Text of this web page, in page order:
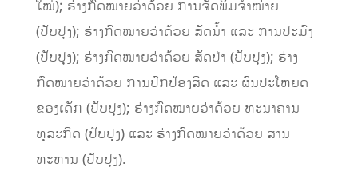
ໃໝ່); ຮ່າງກົດໝາຍວ່າດ້ວຍ ການຈັດພິມຈໍາໜ່າຍ
(ປັບປຸງ); ຮ່າງກົດໝາຍວ່າດ້ວຍ ສັດນໍ້າ ແລະ ການປະມົງ
(ປັບປຸງ); ຮ່າງກົດໝາຍວ່າດ້ວຍ ສັດປ່າ (ປັບປຸງ); ຮ່າງ
ກົດໝາຍວ່າດ້ວຍ ການປົກປ້ອງສິດ ແລະ ຜົນປະໂຫຍດ
ຂອງເດັກ (ປັບປຸງ); ຮ່າງກົດໝາຍວ່າດ້ວຍ ທະນາຄານ
ທຸລະກິດ (ປັບປຸງ) ແລະ ຮ່າງກົດໝາຍວ່າດ້ວຍ ສານ
ທະຫານ (ປັບປຸງ).